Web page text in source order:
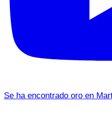
Se ha encontrado oro en